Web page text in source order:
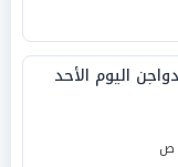
اليوم الأحد